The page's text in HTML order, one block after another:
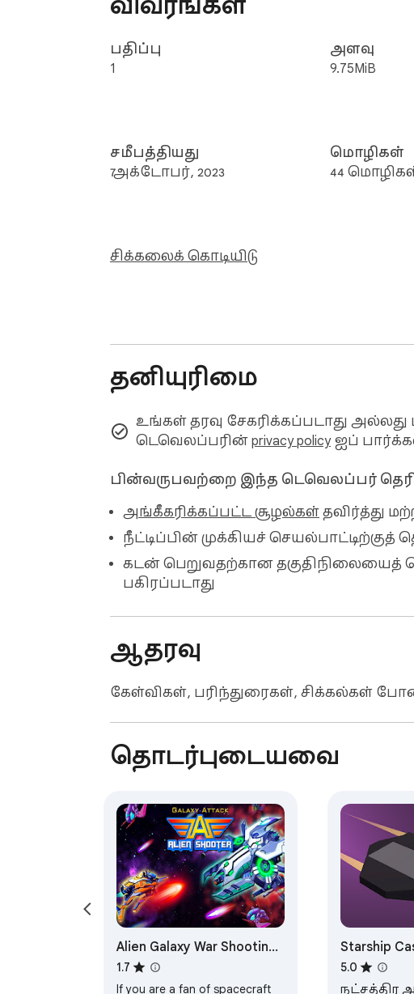
விவரங்கள்
பதிப்பு
1
சமீபத்தியது
7 அக்டோபர், 2023
சிக்கலைக் கொடியிடு
அளவு
9.75MiB
மொழிகள்
44
தனியுரிமை
உங்கள் தரவு சேகரிக்கப்படாது
டெவெலப்பரின் privacy policyஐப்
பின்வருபவற்றை இந்த டெவெலப்பர்
அங்கீகரிக்கப்பட்ட சூழல்கள் தவிர்த்து
நீட்டிப்பின் முக்கியச்
கடன் பெறுவதற்கான தகுதிநிலையைத்
பகிரப்படாது
ஆதரவு
கேள்விகள், பரிந்துரைகள், சிக்கல்கள்
தொடர்புடையவை
Alien Galaxy War Shooting
Game
1.7
If you are a fan of spacecraft
Starship
5.0
நட்சத்திர